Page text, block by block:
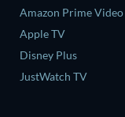
Amazon Prime Video
Apple TV
Disney Plus
JustWatch TV